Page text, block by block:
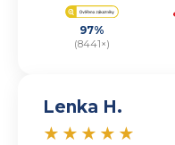
97%
(8441×)
Lenka H.
★ ★ ★ ★ ★